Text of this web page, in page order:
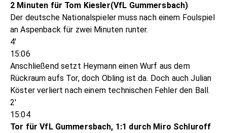
2 Minuten für Tom Kiesler(VfL Gummersbach)
Der deutsche Nationalspieler muss nach einem Foulspiel
an Aspenback für zwei Minuten runter.
4'
15:06
Anschließend setzt Heymann einen Wurf aus dem
Rückraum aufs Tor, doch Obling ist da. Doch auch Julian
Köster verliert nach einem technischen Fehler den Ball.
2'
15:04
Tor für VfL Gummersbach, 1:1 durch Miro Schluroff